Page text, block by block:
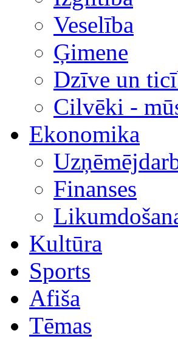
Veselība
Ģimene
Dzīve un
Cilvēki -
Ekonomika
Finanses
Kultūra
Sports
Afiša
Tēmas